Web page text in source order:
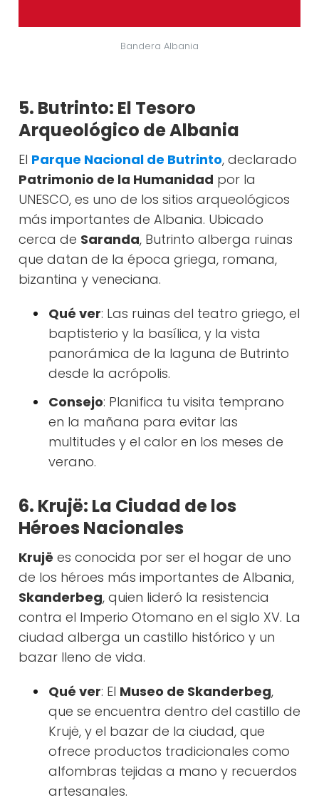
Bandera Albania
5. Butrinto: El Tesoro
Arqueológico de Albania
El Parque Nacional de Butrinto, declarado
Patrimonio de la Humanidad por la
UNESCO, es uno de los sitios arqueológicos
más importantes de Albania. Ubicado
cerca de Saranda, Butrinto alberga ruinas
que datan de la época griega, romana,
bizantina y veneciana.
Qué ver: Las ruinas del teatro griego, el
baptisterio y la basílica, y la vista
panorámica de la laguna de Butrinto
desde la acrópolis.
Consejo: Planifica tu visita temprano
en la mañana para evitar las
multitudes y el calor en los meses de
verano.
6. Krujë: La Ciudad de los
Héroes Nacionales
Krujë es conocida por ser el hogar de uno
de los héroes más importantes de Albania,
Skanderbeg, quien lideró la resistencia
contra el Imperio Otomano en el siglo XV. La
ciudad alberga un castillo histórico y un
bazar lleno de vida.
Qué ver: El Museo de Skanderbeg,
que se encuentra dentro del castillo de
Krujë, y el bazar de la ciudad, que
ofrece productos tradicionales como
alfombras tejidas a mano y recuerdos
artesanales.